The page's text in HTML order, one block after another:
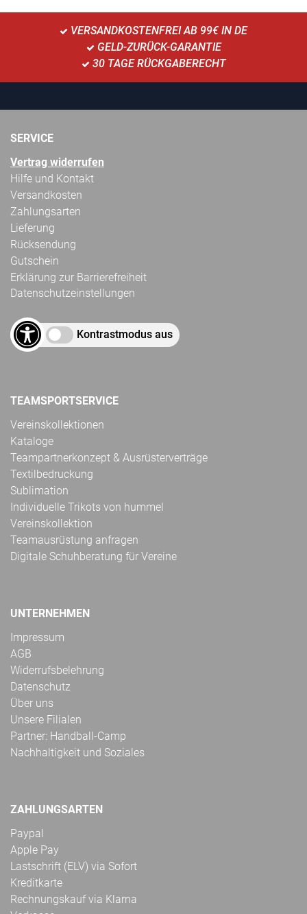
VERSANDKOSTENFREI AB 99€ IN DE
GELD-ZURÜCK-GARANTIE
30 TAGE RÜCKGABERECHT
SERVICE
Vertrag widerrufen
Hilfe und Kontakt
Versandkosten
Zahlungsarten
Lieferung
Rücksendung
Gutschein
Erklärung zur Barrierefreiheit
Datenschutzeinstellungen
Kontrastmodus aus
TEAMSPORTSERVICE
Vereinskollektionen
Kataloge
Teampartnerkonzept & Ausrüsterverträge
Textilbedruckung
Sublimation
Individuelle Trikots von hummel
Vereinskollektion
Teamausrüstung anfragen
Digitale Schuhberatung für Vereine
UNTERNEHMEN
Impressum
AGB
Widerrufsbelehrung
Datenschutz
Über uns
Unsere Filialen
Partner: Handball-Camp
Nachhaltigkeit und Soziales
ZAHLUNGSARTEN
Paypal
Apple Pay
Lastschrift (ELV) via Sofort
Kreditkarte
Rechnungskauf via Klarna